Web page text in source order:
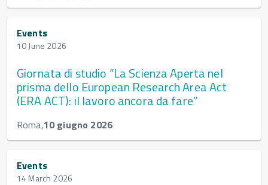
Events
10 June 2026
Giornata di studio “La Scienza Aperta nel
prisma dello European Research Area Act
(ERA ACT): il lavoro ancora da fare”
Roma,10 giugno 2026
Events
14 March 2026